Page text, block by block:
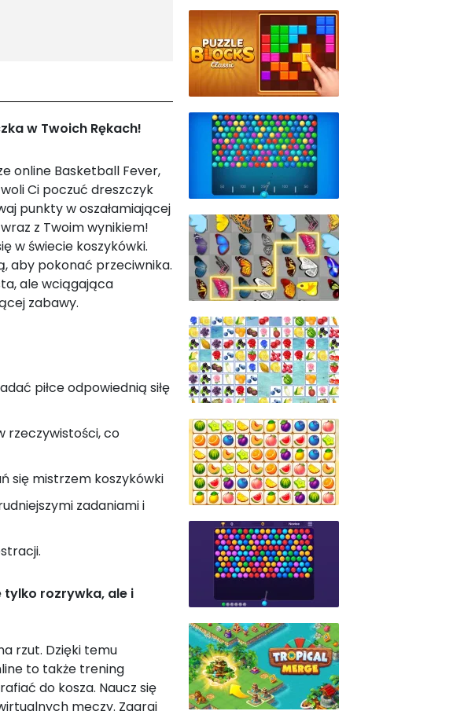
w Twoich Rękach!
online Basketball Fever,
Ci poczuć dreszczyk
punkty w oszałamiającej
z Twoim wynikiem!
w świecie koszykówki.
aby pokonać przeciwnika.
ale wciągająca
zabawy.
piłce odpowiednią siłę
rzeczywistości, co
się mistrzem koszykówki
zadaniami i
tylko rozrywka, ale i
rzut. Dzięki temu
to także trening
do kosza. Naucz się
meczy. Zagraj